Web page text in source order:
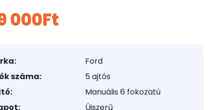
000Ft
Ford
száma:
5 ajtós
Manuális 6 fokozatú
Újszerű